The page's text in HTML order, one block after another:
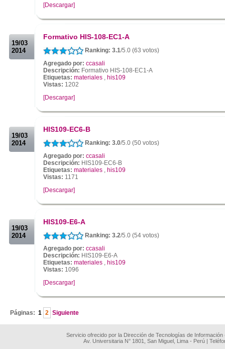
[Descargar]
19/03
2014
Formativo HIS-108-EC1-A
Ranking: 3.1/5.0 (63 votos)
Agregado por: ccasali
Descripción: Formativo HIS-108-EC1-A
Etiquetas: materiales , his109
Vistas: 1202
[Descargar]
19/03
2014
HIS109-EC6-B
Ranking: 3.0/5.0 (50 votos)
Agregado por: ccasali
Descripción: HIS109-EC6-B
Etiquetas: materiales , his109
Vistas: 1171
[Descargar]
19/03
2014
HIS109-E6-A
Ranking: 3.2/5.0 (54 votos)
Agregado por: ccasali
Descripción: HIS109-E6-A
Etiquetas: materiales , his109
Vistas: 1096
[Descargar]
Páginas: 1 2 Siguiente
Servicio ofrecido por la Dirección de Tecnologías de
Av. Universitaria N° 1801, San Miguel, Lima - Perú |